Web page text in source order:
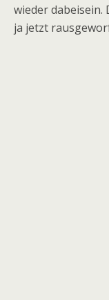
wieder
ja jetzt